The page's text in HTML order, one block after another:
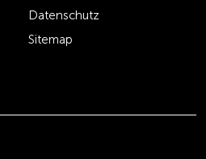
Datenschutz
Sitemap